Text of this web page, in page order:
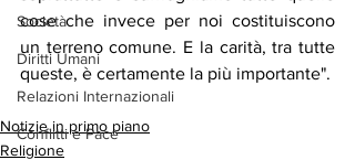
Società
Diritti Umani
Relazioni Internazionali
Conflitti e Pace
cose che invece per noi costituiscono
un terreno comune. E la carità, tra tutte
queste, è certamente la più importante".
Notizie in primo piano
Religione